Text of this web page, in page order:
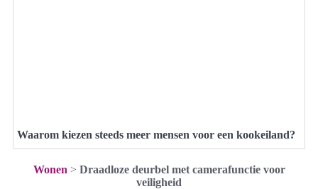
Waarom kiezen steeds meer mensen voor een kookeiland?
Wonen > Draadloze deurbel met camerafunctie voor
veiligheid